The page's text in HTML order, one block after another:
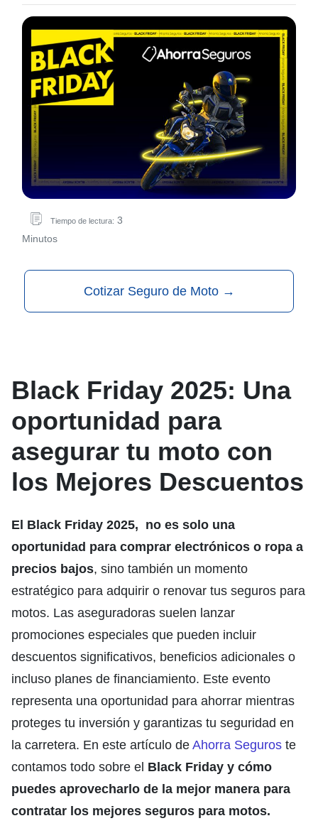
Tiempo de lectura: 3
Minutos
Cotizar Seguro de Moto →
Black Friday 2025: Una
oportunidad para
asegurar tu moto con
los Mejores Descuentos
El Black Friday 2025, no es solo una
oportunidad para comprar electrónicos o ropa a
precios bajos, sino también un momento
estratégico para adquirir o renovar tus seguros para
motos. Las aseguradoras suelen lanzar
promociones especiales que pueden incluir
descuentos significativos, beneficios adicionales o
incluso planes de financiamiento. Este evento
representa una oportunidad para ahorrar mientras
proteges tu inversión y garantizas tu seguridad en
la carretera. En este artículo de Ahorra Seguros te
contamos todo sobre el Black Friday y cómo
puedes aprovecharlo de la mejor manera para
contratar los mejores seguros para motos.